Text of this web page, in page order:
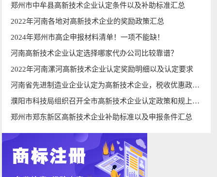
郑州市中牟县高新技术企业认定条件以及补助标准汇总
2022年河南各地对高新技术企业的奖励政策汇总
2024年郑州市高企申报材料清单！一项不能缺！
河南高新技术企业认定选择哪家代办公司比较靠谱？
2022年河南漯河高新技术企业认定奖励明细以及认定要求
河南省先进制造业企业认定为高新技术企业，税收优惠政策有哪些？
濮阳市科技局组织召开全市高新技术企业认定政策和规上工业企业研发投入培训工作会议
郑州市郑东新区高新技术企业补助标准以及申报条件汇总